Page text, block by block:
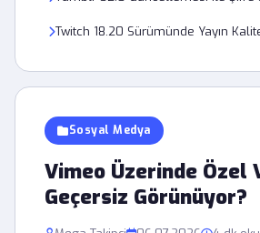
Sosyal Medya
Vimeo Üzerinde Özel
Geçersiz Görünüyor?
Twitch 18.20 Sürümünde Yayın